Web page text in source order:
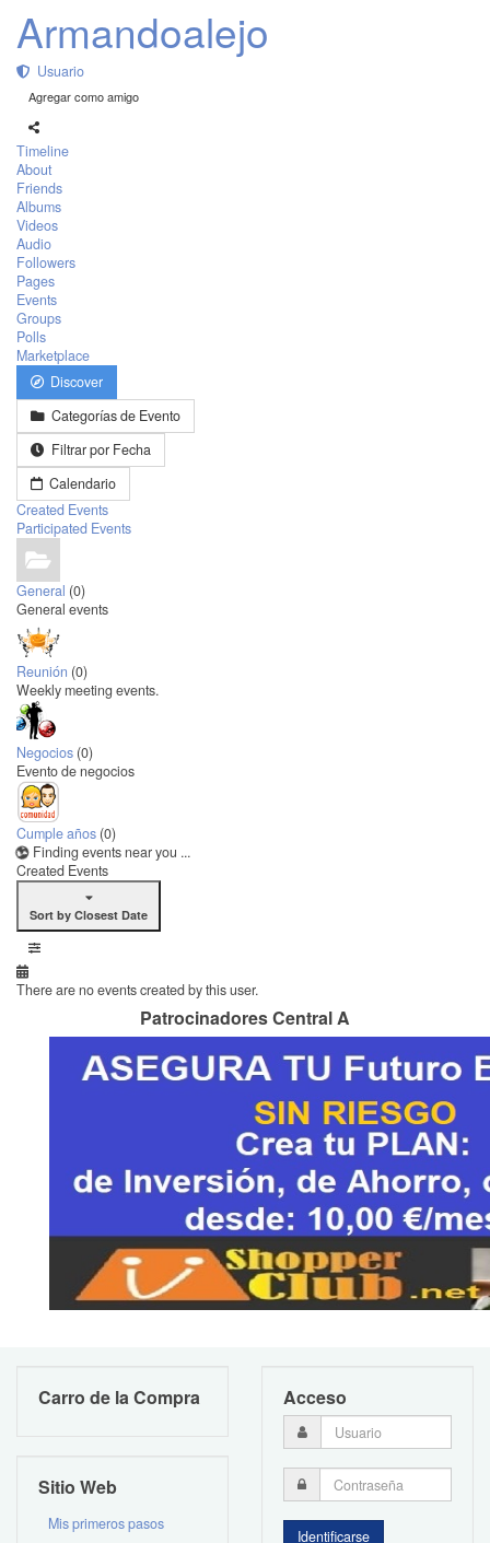
Armandoalejo
Usuario
Agregar como amigo
Timeline
About
Friends
Albums
Videos
Audio
Followers
Pages
Events
Groups
Polls
Marketplace
Discover
Categorías de Evento
Filtrar por Fecha
Calendario
Created Events
Participated Events
General (0)
General events
Reunión (0)
Weekly meeting events.
Negocios (0)
Evento de negocios
Cumple años (0)
Finding events near you ...
Created Events
Sort by Closest Date
There are no events created by this user.
Patrocinadores Central A
Carro de la Compra
Sitio Web
Mis primeros pasos
Acceso